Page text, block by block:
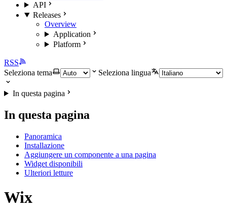
API
Releases
Overview
Application
Platform
RSS
Seleziona tema
Seleziona lingua
In questa pagina
In questa pagina
Panoramica
Installazione
Aggiungere un componente a una pagina
Widget disponibili
Ulteriori letture
Wix